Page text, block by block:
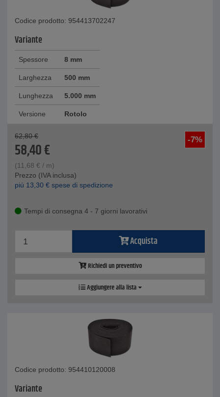
Codice prodotto: 954413702247
Variante
Spessore 8 mm
Larghezza 500 mm
Lunghezza 5.000 mm
Versione Rotolo
-7%
62,80 €
58,40€
(11,68 € / m)
Prezzo (IVA inclusa)
piú 13,30 € spese di spedizione
Tempi di consegna 4 - 7 giorni lavorativi
Acquista
Richiedi un preventivo
Aggiungere alla lista
Codice prodotto: 954410120008
Variante